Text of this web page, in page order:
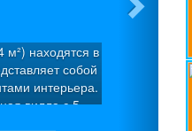
м²) находятся в
собой
интерьера.
вилла с 5